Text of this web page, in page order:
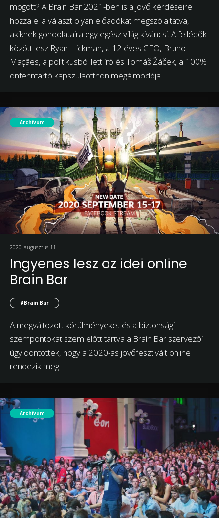
mögött? A Brain Bar 2021-ben is a jövő kérdéseire
hozza el a választ olyan előadókat megszólaltatva,
akiknek gondolataira egy egész világ kíváncsi. A fellépők
között lesz Ryan Hickman, a 12 éves CEO, Bruno
Maçães, a politikusból lett író és Tomáš Žáček, a 100%
önfenntartó kapszulaotthon megálmodója.
Archívum
2020. augusztus 11.
Ingyenes lesz az idei online
Brain Bar
#Brain Bar
A megváltozott körülményeket és a biztonsági
szempontokat szem előtt tartva a Brain Bar szervezői
úgy döntöttek, hogy a 2020-as jövőfesztivált online
rendezik meg.
Archívum